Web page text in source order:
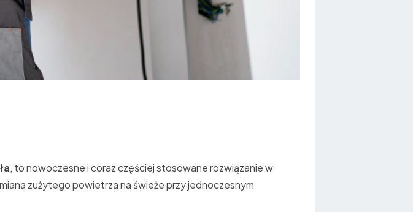
, to nowoczesne i coraz częściej stosowane rozwiązanie w
zużytego powietrza na świeże przy jednoczesnym